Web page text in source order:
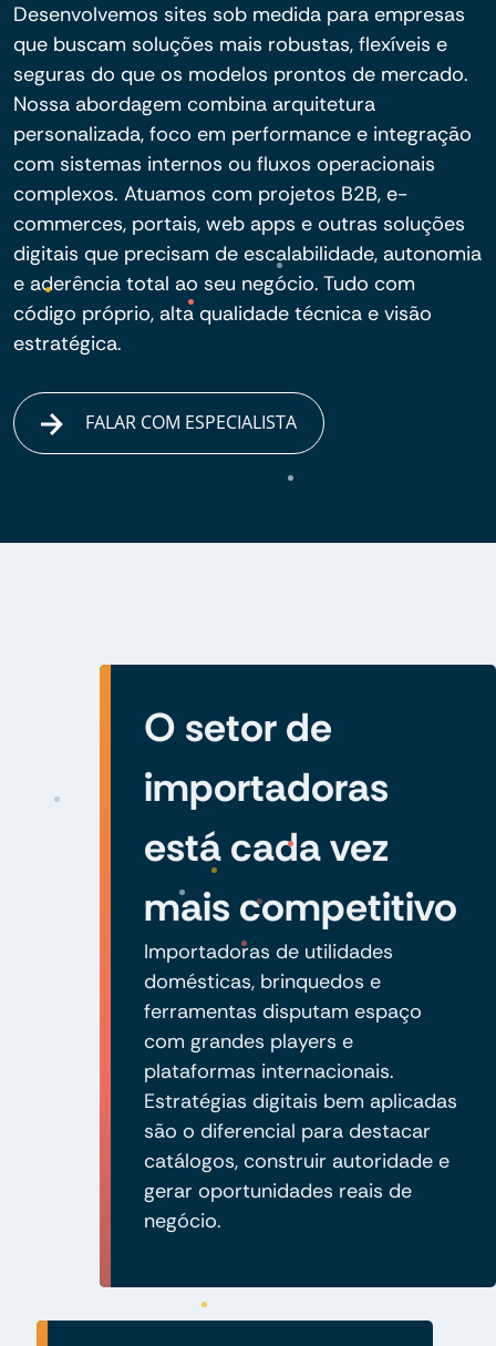
Desenvolvemos sites sob medida para empresas
que buscam soluções mais robustas, flexíveis e
seguras do que os modelos prontos de mercado.
Nossa abordagem combina arquitetura
personalizada, foco em performance e integração
com sistemas internos ou fluxos operacionais
complexos. Atuamos com projetos B2B, e-
commerces, portais, web apps e outras soluções
digitais que precisam de escalabilidade, autonomia
e aderência total ao seu negócio. Tudo com
código próprio, alta qualidade técnica e visão
estratégica.
FALAR COM ESPECIALISTA
O setor de
importadoras
está cada vez
mais competitivo
Importadoras de utilidades
domésticas, brinquedos e
ferramentas disputam espaço
com grandes players e
plataformas internacionais.
Estratégias digitais bem aplicadas
são o diferencial para destacar
catálogos, construir autoridade e
gerar oportunidades reais de
negócio.